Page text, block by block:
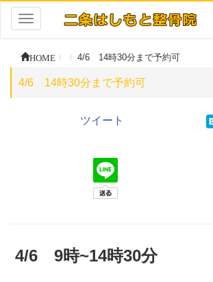
Toggle
navigation
HOME 4/6 14時30分まで予約可
4/6 14時30分まで予約可
ツイート
4/6 9時~14時30分